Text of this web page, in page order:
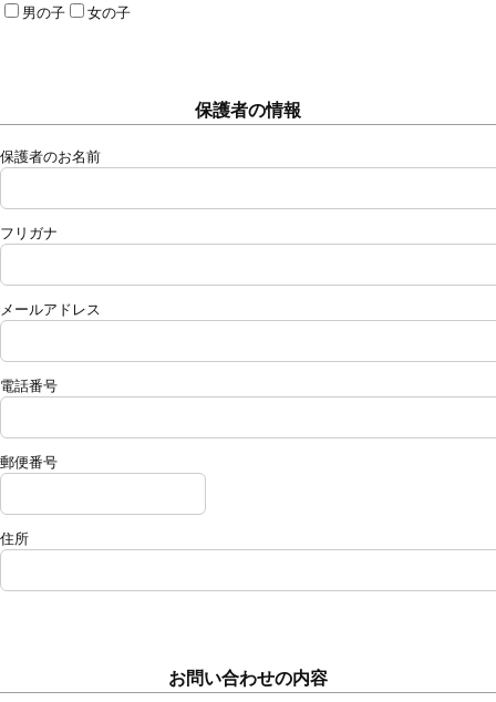
男の子
女の子
保護者の情報
保護者のお名前
フリガナ
メールアドレス
電話番号
郵便番号
住所
お問い合わせの内容